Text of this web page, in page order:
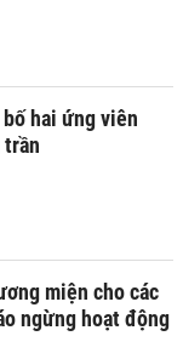
hai ứng viên
trần
miện cho các
ngừng hoạt động